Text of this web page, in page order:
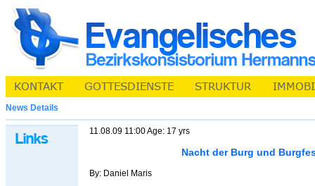
News Details
11.08.09 11:00 Age: 17 yrs
Nacht der Burg und
By: Daniel Maris